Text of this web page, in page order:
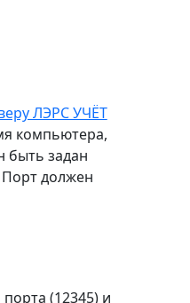
ЛЭРС УЧЁТ
компьютера,
быть задан
должен
(12345) и